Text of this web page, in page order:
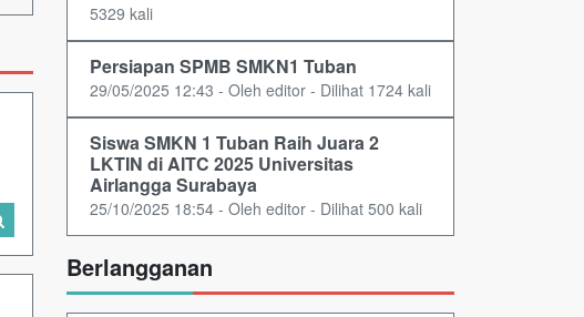
5329 kali
Persiapan SPMB SMKN1 Tuban
29/05/2025 12:43 - Oleh editor - Dilihat 1724 kali
Siswa SMKN 1 Tuban Raih Juara 2
LKTIN di AITC 2025 Universitas
Airlangga Surabaya
25/10/2025 18:54 - Oleh editor - Dilihat 500 kali
Berlangganan